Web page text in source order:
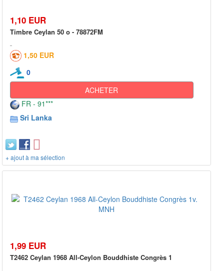
1,10 EUR
Timbre Ceylan 50 o - 78872FM
1,50 EUR
0
ACHETER
FR - 91***
Sri Lanka
+ ajout à ma sélection
1,99 EUR
T2462 Ceylan 1968 All-Ceylon Bouddhiste Congrès 1